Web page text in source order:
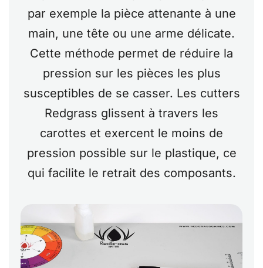
par exemple la pièce attenante à une
main, une tête ou une arme délicate.
Cette méthode permet de réduire la
pression sur les pièces les plus
susceptibles de se casser. Les cutters
Redgrass glissent à travers les
carottes et exercent le moins de
pression possible sur le plastique, ce
qui facilite le retrait des composants.